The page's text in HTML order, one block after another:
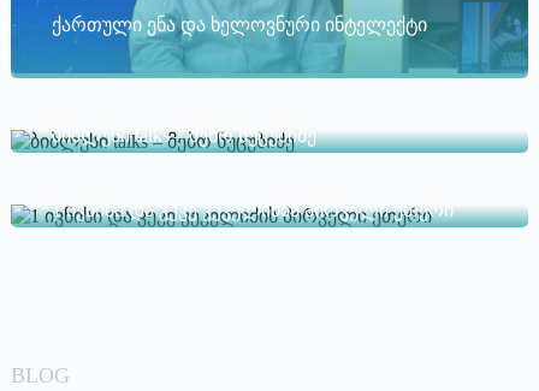
ქართული ენა და ხელოვნური ინტელექტი
ბიბლუსი talks – მებო ნუცუბიძე
1 ივნისი და კეკე კეკელიძის პირველი ეთერი
BLOG